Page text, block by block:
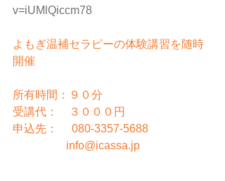
v=iUMlQiccm78
よもぎ温補セラピーの体験講習を随時
開催
所有時間：９０分
受講代：　３０００円
申込先：     080-3357-5688
                   info@icassa.jp